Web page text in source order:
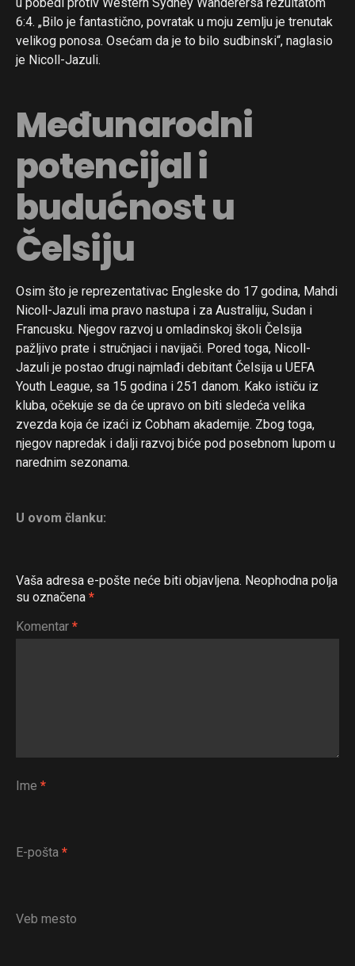
6:4. „Bilo je fantastično, povratak u moju zemlju je trenutak
velikog ponosa. Osećam da je to bilo sudbinski“, naglasio
je Nicoll-Jazuli.
Međunarodni
potencijal i
budućnost u
Čelsiju
Osim što je reprezentativac Engleske do 17 godina, Mahdi
Nicoll-Jazuli ima pravo nastupa i za Australiju, Sudan i
Francusku. Njegov razvoj u omladinskoj školi Čelsija
pažljivo prate i stručnjaci i navijači. Pored toga, Nicoll-
Jazuli je postao drugi najmlađi debitant Čelsija u UEFA
Youth League, sa 15 godina i 251 danom. Kako ističu iz
kluba, očekuje se da će upravo on biti sledeća velika
zvezda koja će izaći iz Cobham akademije. Zbog toga,
njegov napredak i dalji razvoj biće pod posebnom lupom u
narednim sezonama.
U ovom članku:
Vaša adresa e-pošte neće biti objavljena. Neophodna polja
su označena *
Komentar *
Ime *
E-pošta *
Veb mesto